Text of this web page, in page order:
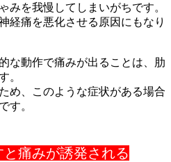
みを我慢してしまいがちです。
経痛を悪化させる原因にもなり
な動作で痛みが出ることは、肋
。
め、このような症状がある場合
す。
痛みが誘発される